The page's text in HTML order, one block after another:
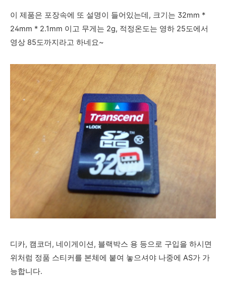
이 제품은 포장속에 또 설명이 들어있는데, 크기는 32mm *
24mm * 2.1mm 이고 무게는 2g, 적정온도는 영하 25도에서
영상 85도까지라고 하네요~
디카, 캠코더, 네이게이션, 블랙박스 용 등으로 구입을 하시면
위처럼 정품 스티커를 본체에 붙여 놓으셔야 나중에 AS가 가
능합니다.